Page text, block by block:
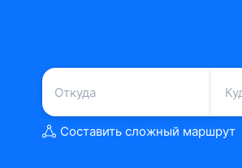
Составить сложный маршрут